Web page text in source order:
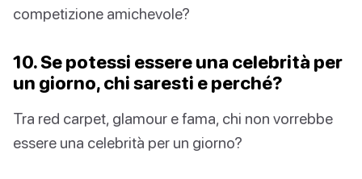
competizione amichevole?
10. Se potessi essere una celebrità per
un giorno, chi saresti e perché?
Tra red carpet, glamour e fama, chi non vorrebbe
essere una celebrità per un giorno?